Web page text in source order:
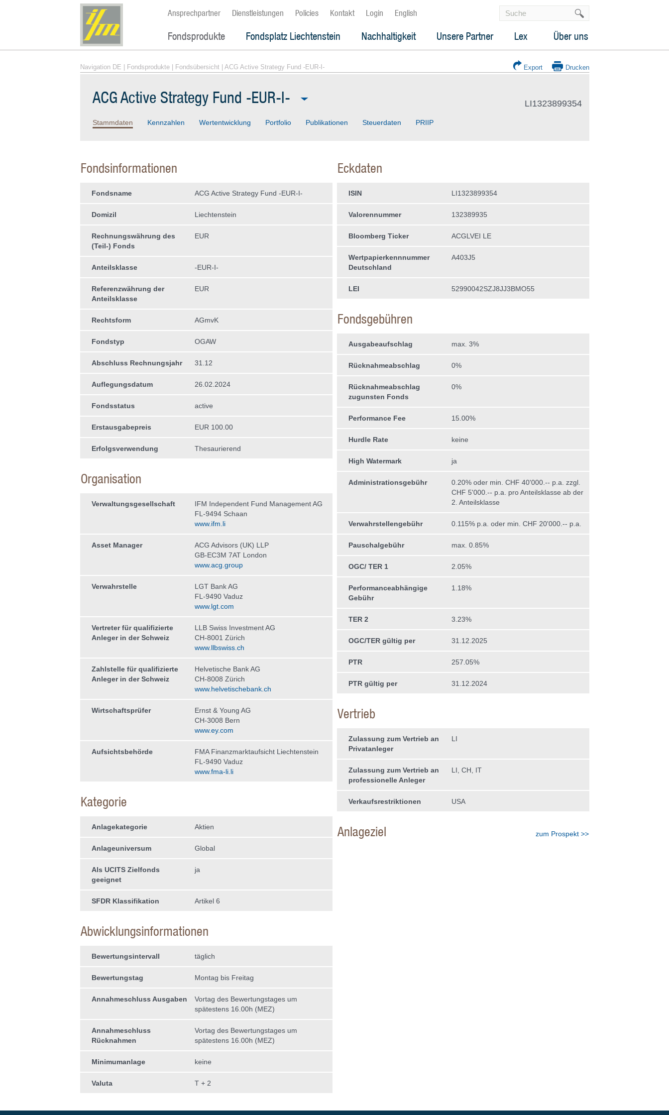
Ansprechpartner Dienstleistungen Policies Kontakt Login English
Fondsprodukte Fondsplatz Liechtenstein Nachhaltigkeit Unsere Partner Lex Über uns
Navigation DE Fondsprodukte| Fondsübersicht| ACG Active Strategy Fund -EUR-I- Export Drucken
ACG Active Strategy Fund -EUR-I- LI1323899354
Stammdaten Kennzahlen Wertentwicklung Portfolio Publikationen Steuerdaten PRIIP
Fondsinformationen
Fondsname ACG Active Strategy Fund -EUR-I-
Domizil Liechtenstein
Rechnungswährung des
(Teil-) Fonds
EUR
Anteilsklasse -EUR-I-
Referenzwährung der
Anteilsklasse
EUR
Rechtsform AGmvK
Fondstyp OGAW
Abschluss Rechnungsjahr 31.12
Auflegungsdatum 26.02.2024
Fondsstatus active
Erstausgabepreis EUR 100.00
Erfolgsverwendung Thesaurierend
Organisation
Verwaltungs­gesellschaft
IFM Independent Fund Management AG
FL-9494 Schaan
www.ifm.li
Asset Manager
ACG Advisors (UK) LLP
GB-EC3M 7AT London
www.acg.group
Verwahrstelle
LGT Bank AG
FL-9490 Vaduz
www.lgt.com
Vertreter für qualifizierte
Anleger in der Schweiz
LLB Swiss Investment AG
CH-8001 Zürich
www.llbswiss.ch
Zahlstelle für qualifizierte
Anleger in der Schweiz
Helvetische Bank AG
CH-8008 Zürich
www.helvetischebank.ch
Wirtschaftsprüfer
Ernst & Young AG
CH-3008 Bern
www.ey.com
Aufsichtsbehörde
FMA Finanzmarktaufsicht Liechtenstein
FL-9490 Vaduz
www.fma-li.li
Kategorie
Anlagekategorie Aktien
Anlageuniversum Global
Als UCITS Zielfonds
geeignet
ja
SFDR Klassifikation Artikel 6
Abwicklungsinformationen
Bewertungsintervall täglich
Bewertungstag Montag bis Freitag
Annahmeschluss Ausgaben
Vortag des Bewertungstages um
spätestens 16.00h (MEZ)
Annahmeschluss
Rücknahmen
Vortag des Bewertungstages um
spätestens 16.00h (MEZ)
Minimumanlage keine
Valuta T + 2
Eckdaten
ISIN LI1323899354
Valorennummer 132389935
Bloomberg Ticker ACGLVEI LE
Wertpapierkennnummer
Deutschland
A403J5
LEI 52990042SZJ8JJ3BMO55
Fondsgebühren
Ausgabeaufschlag max. 3%
Rücknahmeabschlag 0%
Rücknahmeabschlag
zugunsten Fonds
0%
Performance Fee 15.00%
Hurdle Rate keine
High Watermark ja
Administrationsgebühr
0.20% oder min. CHF 40'000.-- p.a. zzgl.
CHF 5'000.-- p.a. pro Anteilsklasse ab der
2. Anteilsklasse
Verwahrstellengebühr 0.115% p.a. oder min. CHF 20'000.-- p.a.
Pauschalgebühr max. 0.85%
OGC/ TER 1 2.05%
Performanceabhängige
Gebühr
1.18%
TER 2 3.23%
OGC/TER gültig per 31.12.2025
PTR 257.05%
PTR gültig per 31.12.2024
Vertrieb
Zulassung zum Vertrieb an
Privatanleger
LI
Zulassung zum Vertrieb an
professionelle Anleger
LI, CH, IT
Verkaufsrestriktionen USA
Anlageziel zum Prospekt >>